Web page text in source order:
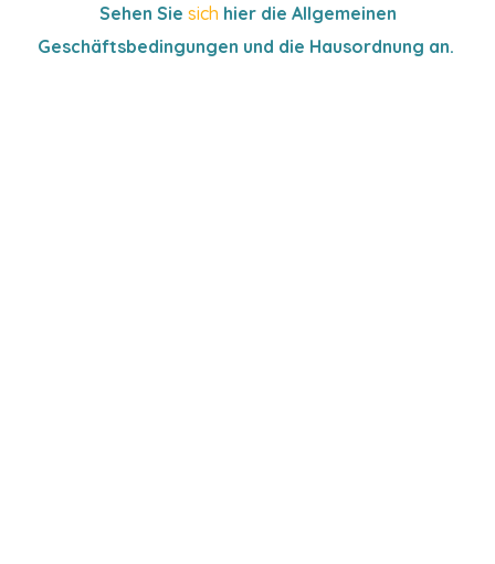
Sehen Sie sich hier die Allgemeinen
Geschäftsbedingungen und die Hausordnung an.